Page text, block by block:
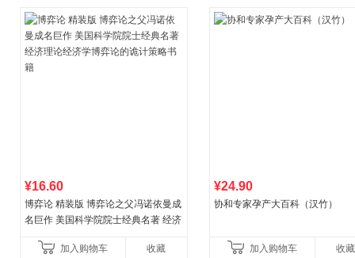
¥16.60
博弈论 精装版 博弈论之父冯诺依曼成
名巨作 美国科学院院士经典名著 经济
加入购物车
收藏
¥24.90
协和专家孕产大百科（汉竹）
加入购物车 收藏